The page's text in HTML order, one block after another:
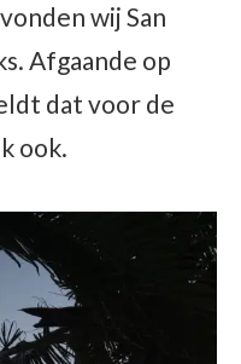
wij San
Afgaande op
dat voor de
ook.